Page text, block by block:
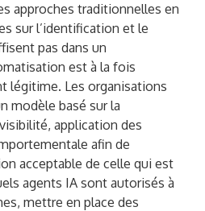
approches traditionnelles en
sur l’identification et le
pas dans un
est à la fois
légitime. Les organisations
modèle basé sur la
application des
afin de
acceptable de celle qui est
agents IA sont autorisés à
mettre en place des